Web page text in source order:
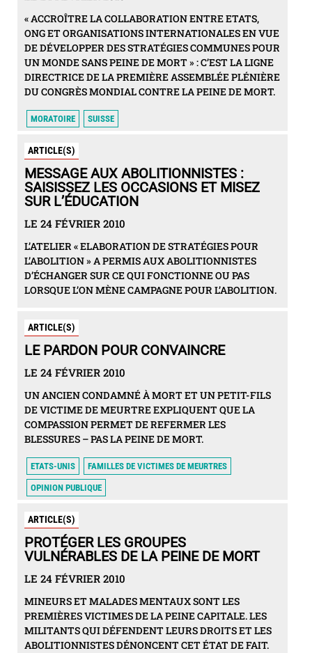
« ACCROÎTRE LA COLLABORATION ENTRE ETATS,
ONG ET ORGANISATIONS INTERNATIONALES EN VUE
DE DÉVELOPPER DES STRATÉGIES COMMUNES POUR
UN MONDE SANS PEINE DE MORT » : C’EST LA LIGNE
DIRECTRICE DE LA PREMIÈRE ASSEMBLÉE PLÉNIÈRE
DU CONGRÈS MONDIAL CONTRE LA PEINE DE MORT.
MORATOIRE SUISSE
ARTICLE(S)
MESSAGE AUX ABOLITIONNISTES :
SAISISSEZ LES OCCASIONS ET MISEZ
SUR L’ÉDUCATION
LE 24 FÉVRIER 2010
L’ATELIER « ELABORATION DE STRATÉGIES POUR
L’ABOLITION » A PERMIS AUX ABOLITIONNISTES
D’ÉCHANGER SUR CE QUI FONCTIONNE OU PAS
LORSQUE L’ON MÈNE CAMPAGNE POUR L’ABOLITION.
ARTICLE(S)
LE PARDON POUR CONVAINCRE
LE 24 FÉVRIER 2010
UN ANCIEN CONDAMNÉ À MORT ET UN PETIT-FILS
DE VICTIME DE MEURTRE EXPLIQUENT QUE LA
COMPASSION PERMET DE REFERMER LES
BLESSURES – PAS LA PEINE DE MORT.
ETATS-UNIS FAMILLES DE VICTIMES DE MEURTRES
OPINION PUBLIQUE
ARTICLE(S)
PROTÉGER LES GROUPES
VULNÉRABLES DE LA PEINE DE MORT
LE 24 FÉVRIER 2010
MINEURS ET MALADES MENTAUX SONT LES
PREMIÈRES VICTIMES DE LA PEINE CAPITALE. LES
MILITANTS QUI DÉFENDENT LEURS DROITS ET LES
ABOLITIONNISTES DÉNONCENT CET ÉTAT DE FAIT.